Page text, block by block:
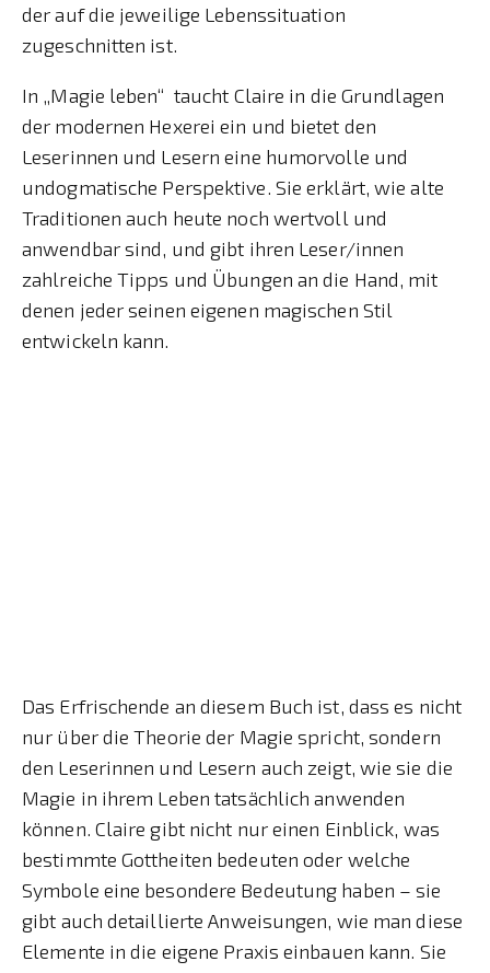
der auf die jeweilige Lebenssituation
zugeschnitten ist.
In „Magie leben“ taucht Claire in die Grundlagen
der modernen Hexerei ein und bietet den
Leserinnen und Lesern eine humorvolle und
undogmatische Perspektive. Sie erklärt, wie alte
Traditionen auch heute noch wertvoll und
anwendbar sind, und gibt ihren Leser/innen
zahlreiche Tipps und Übungen an die Hand, mit
denen jeder seinen eigenen magischen Stil
entwickeln kann.
Das Erfrischende an diesem Buch ist, dass es nicht
nur über die Theorie der Magie spricht, sondern
den Leserinnen und Lesern auch zeigt, wie sie die
Magie in ihrem Leben tatsächlich anwenden
können. Claire gibt nicht nur einen Einblick, was
bestimmte Gottheiten bedeuten oder welche
Symbole eine besondere Bedeutung haben – sie
gibt auch detaillierte Anweisungen, wie man diese
Elemente in die eigene Praxis einbauen kann. Sie